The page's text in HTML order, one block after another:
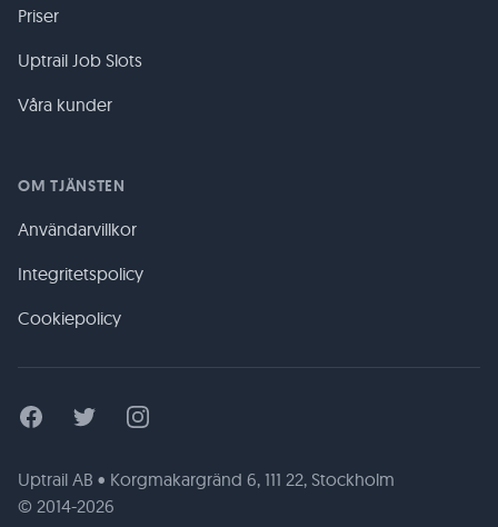
Priser
Uptrail Job Slots
Våra kunder
OM TJÄNSTEN
Användarvillkor
Integritetspolicy
Cookiepolicy
FacebookTwitter Instagram
Uptrail AB • Korgmakargränd 6, 111 22, Stockholm
© 2014-2026